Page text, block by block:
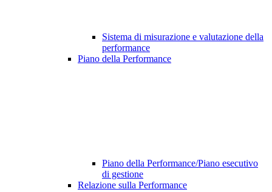
Sistema di misurazione e valutazione della
performance
Piano della Performance
Piano della Performance/Piano esecutivo
di gestione
Relazione sulla Performance